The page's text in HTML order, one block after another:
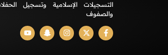
التسجيلات الإسلامية وتسجيل
والصفوف